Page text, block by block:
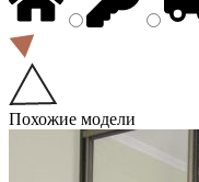
Похожие модели